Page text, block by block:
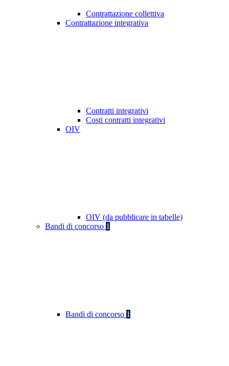
Contrattazione collettiva
Contrattazione integrativa
Contratti integrativi
Costi contratti integrativi
OIV
OIV (da pubblicare in tabelle)
Bandi di concorso 1
Bandi di concorso 1